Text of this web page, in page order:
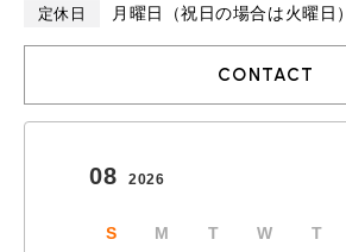
定休日 月曜日（祝日の場合は火曜日）
CONTACT
08 2026
S M T W T